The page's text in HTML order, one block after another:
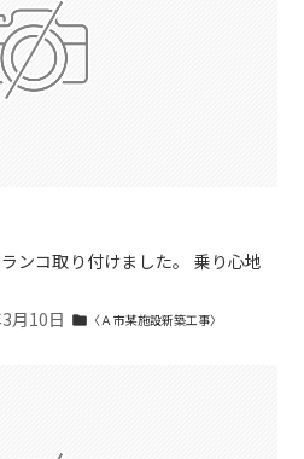
ンコ取り付けました。 乗り心地
月10日 folder 〈Ａ市某施設新築工事〉